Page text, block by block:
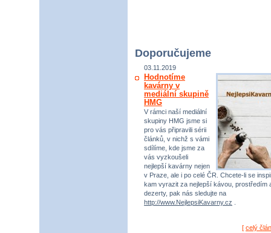
Doporučujeme
03.11.2019
Hodnotíme
kavárny v
mediální skupině
HMG
V rámci naší mediální
skupiny HMG jsme si
pro vás připravili sérii
článků, v nichž s vámi
sdílíme, kde jsme za
vás vyzkoušeli
nejlepší kavárny nejen
v Praze, ale i po celé ČR. Chcete-li se
kam vyrazit za nejlepší kávou, prostředím
dezerty, pak nás sledujte na
http://www.NejlepsiKavarny.cz
[ celý